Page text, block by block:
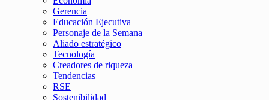
Gerencia
Educación Ejecutiva
Personaje de la Semana
Aliado estratégico
Tecnología
Creadores de riqueza
Tendencias
RSE
Sostenibilidad